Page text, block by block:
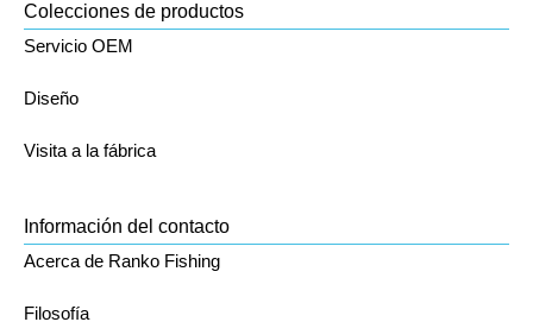
Colecciones de productos
Servicio OEM
Diseño
Visita a la fábrica
Información del contacto
Acerca de Ranko Fishing
Filosofía